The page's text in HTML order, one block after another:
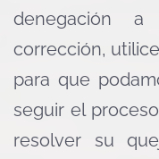
denegación a
corrección,
para que
seguir el
resolver su